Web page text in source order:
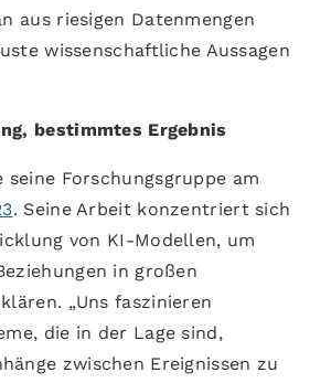
aus riesigen Datenmengen
wissenschaftliche Aussagen
bestimmtes Ergebnis
Forschungsgruppe am
. Seine Arbeit konzentriert sich
von KI-Modellen, um
in großen
„Uns faszinieren
die in der Lage sind,
zwischen Ereignissen zu